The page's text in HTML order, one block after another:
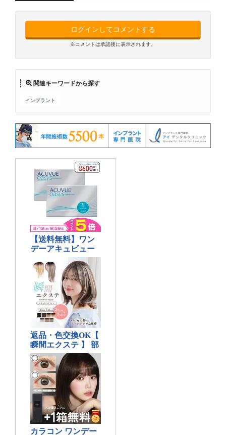
ログインしてコメントする
※コメントは承認後に表示されます。
関連キーワードから探す
インプラント